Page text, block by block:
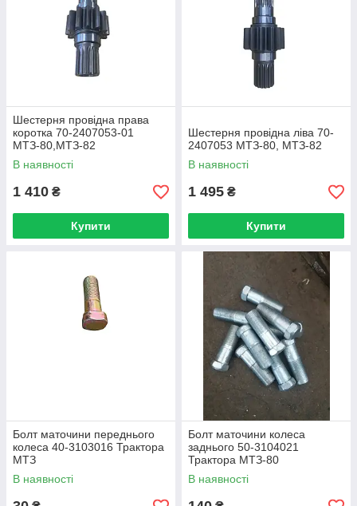
Шестерня провідна права
коротка 70-2407053-01
МТЗ-80,МТЗ-82
В наявності
1 410 ₴
Купити
Шестерня провідна ліва 70-
2407053 МТЗ-80, МТЗ-82
В наявності
1 495 ₴
Купити
Болт маточини переднього
колеса 40-3103016 Трактора
МТЗ
В наявності
Болт маточини колеса
заднього 50-3104021
Трактора МТЗ-80
В наявності